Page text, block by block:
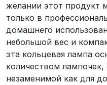
желании этот продукт
только в
домашнего
небольшой вес и
эта кольцевая лампа
количеством
незаменимой как для